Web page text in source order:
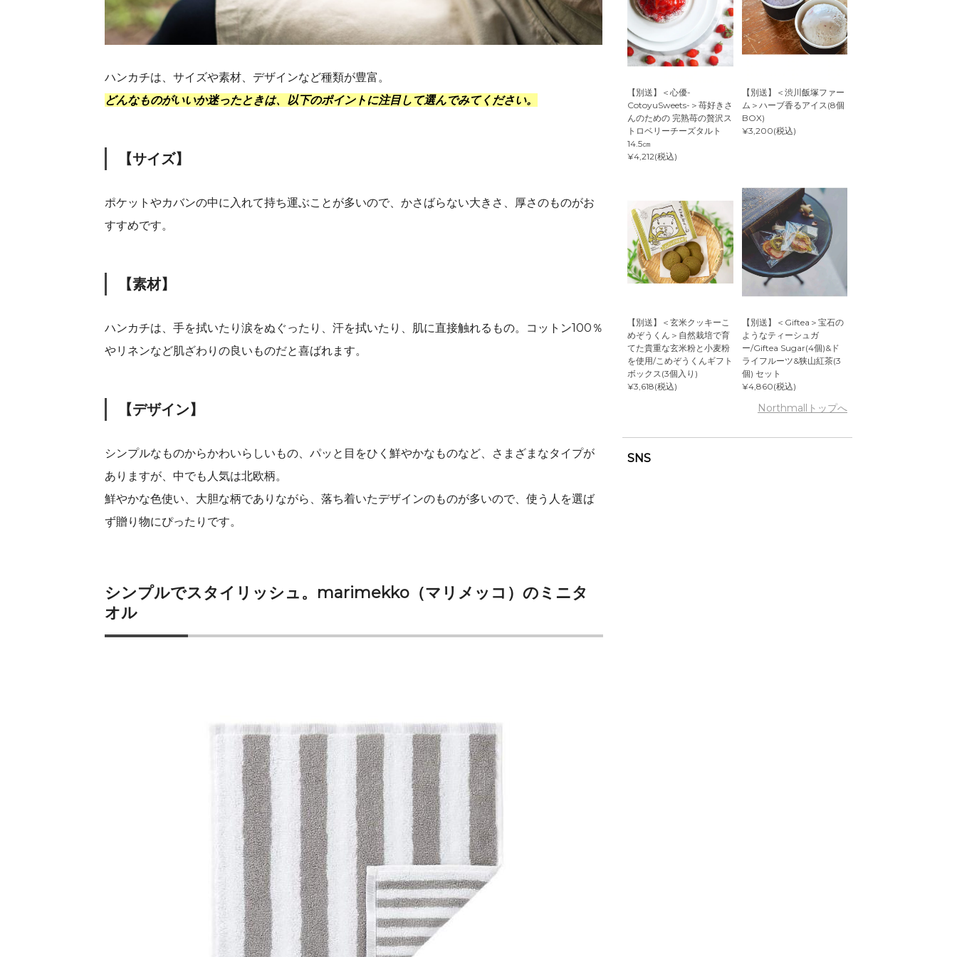
ハンカチは、サイズや素材、デザインなど種類が豊富。
どんなものがいいか迷ったときは、以下のポイントに注目して選んでみてください。
【サイズ】
ポケットやカバンの中に入れて持ち運ぶことが多いので、かさばらない大きさ、厚さのものがお
すすめです。
【素材】
ハンカチは、手を拭いたり涙をぬぐったり、汗を拭いたり、肌に直接触れるもの。コットン100％
やリネンなど肌ざわりの良いものだと喜ばれます。
【デザイン】
シンプルなものからかわいらしいもの、パッと目をひく鮮やかなものなど、さまざまなタイプが
ありますが、中でも人気は北欧柄。
鮮やかな色使い、大胆な柄でありながら、落ち着いたデザインのものが多いので、使う人を選ば
ず贈り物にぴったりです。
シンプルでスタイリッシュ。marimekko（マリメッコ）のミニタ
オル
【別送】＜心優-
CotoyuSweets-＞苺好きさ
んのための 完熟苺の贅沢ス
トロベリーチーズタルト
14.5㎝
¥4,212(税込)
【別送】＜渋川飯塚ファー
ム＞ハーブ香るアイス(8個
BOX)
¥3,200(税込)
【別送】＜玄米クッキーこ
めぞうくん＞自然栽培で育
てた貴重な玄米粉と小麦粉
を使用/こめぞうくんギフト
ボックス(3個入り)
¥3,618(税込)
【別送】＜Giftea＞宝石の
ようなティーシュガ
ー/Giftea Sugar(4個)&ド
ライフルーツ&狭山紅茶(3
個) セット
¥4,860(税込)
Northmallトップへ
SNS